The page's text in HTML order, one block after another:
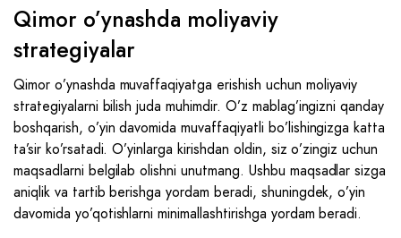
Qimor o’ynashda moliyaviy
strategiyalar
Qimor o’ynashda muvaffaqiyatga erishish uchun moliyaviy
strategiyalarni bilish juda muhimdir. O’z mablag’ingizni qanday
boshqarish, o’yin davomida muvaffaqiyatli bo’lishingizga katta
ta’sir ko’rsatadi. O’yinlarga kirishdan oldin, siz o’zingiz uchun
maqsadlarni belgilab olishni unutmang. Ushbu maqsadlar sizga
aniqlik va tartib berishga yordam beradi, shuningdek, o’yin
davomida yo’qotishlarni minimallashtirishga yordam beradi.